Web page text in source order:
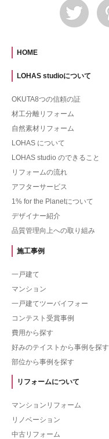
HOME
LOHAS studioについて
OKUTA8つの信頼の証
材工分離リフォーム
自然素材リフォーム
LOHAS について
LOHAS studio のできること
リフォームの流れ
アフターサービス
1% for the Planetについて
デザイナー紹介
品質管理向上への取り組み
施工事例
一戸建て
マンション
一戸建てツーバイフォー
コンテスト受賞事例
費用から探す
好みのテイストから事例を探す
部位から事例を探す
リフォームについて
マンションリフォーム
リノベーション
中古リフォーム